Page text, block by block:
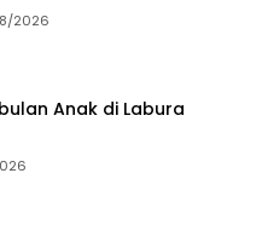
2026
Anak di Labura